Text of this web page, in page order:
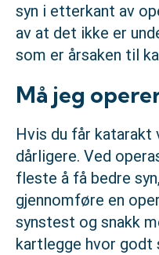
syn i etterkant av
av at det ikke er
som er årsaken til
Må jeg
Hvis du får katarakt
dårligere. Ved
fleste å få bedre
gjennomføre en
synstest og snakk
kartlegge hvor godt